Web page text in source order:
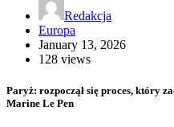
Redakcja
Europa
January 13, 2026
128 views
Paryż: rozpoczął się proces, który
Marine Le Pen